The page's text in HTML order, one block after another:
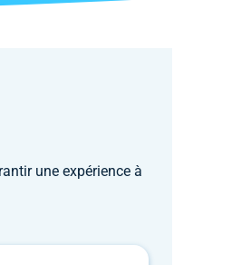
une expérience à